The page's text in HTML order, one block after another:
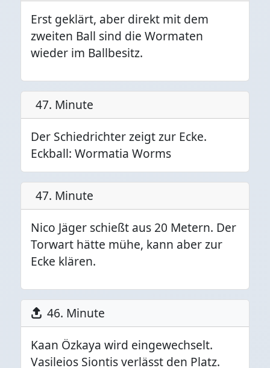
Erst geklärt, aber direkt mit dem
zweiten Ball sind die Wormaten
wieder im Ballbesitz.
47. Minute
Der Schiedrichter zeigt zur Ecke.
Eckball: Wormatia Worms
47. Minute
Nico Jäger schießt aus 20 Metern. Der
Torwart hätte mühe, kann aber zur
Ecke klären.
46. Minute
Kaan Özkaya wird eingewechselt.
Vasileios Siontis verlässt den Platz.